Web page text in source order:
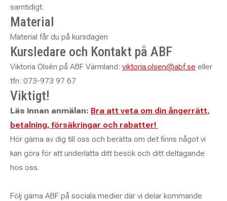
samtidigt.
Material
Material får du på kursdagen
Kursledare och Kontakt på ABF
Viktoria Olsén på ABF Värmland: viktoria.olsen@abf.se eller
tfn: 073-973 97 67
Viktigt!
Läs innan anmälan: Bra att veta om din ångerrätt,
betalning, försäkringar och rabatter!
Hör gärna av dig till oss och berätta om det finns något vi
kan göra för att underlätta ditt besök och ditt deltagande
hos oss.
Följ gärna ABF på sociala medier där vi delar kommande